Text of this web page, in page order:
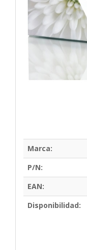
Marca:
P/N:
EAN:
Disponibilidad: